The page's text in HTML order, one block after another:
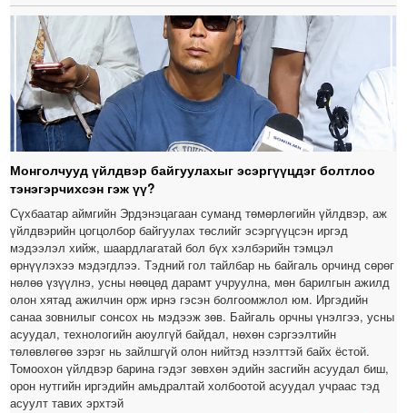
Монголчууд үйлдвэр байгуулахыг эсэргүүцдэг болтлоо
тэнэгэрчихсэн гэж үү?
Сүхбаатар аймгийн Эрдэнэцагаан суманд төмөрлөгийн үйлдвэр, аж
үйлдвэрийн цогцолбор байгуулах төслийг эсэргүүцсэн иргэд
мэдээлэл хийж, шаардлагатай бол бүх хэлбэрийн тэмцэл
өрнүүлэхээ мэдэгдлээ. Тэдний гол тайлбар нь байгаль орчинд сөрөг
нөлөө үзүүлнэ, усны нөөцөд дарамт учруулна, мөн барилгын ажилд
олон хятад ажилчин орж ирнэ гэсэн болгоомжлол юм. Иргэдийн
санаа зовнилыг сонсох нь мэдээж зөв. Байгаль орчны үнэлгээ, усны
асуудал, технологийн аюулгүй байдал, нөхөн сэргээлтийн
төлөвлөгөө зэрэг нь зайлшгүй олон нийтэд нээлттэй байх ёстой.
Томоохон үйлдвэр барина гэдэг зөвхөн эдийн засгийн асуудал биш,
орон нутгийн иргэдийн амьдралтай холбоотой асуудал учраас тэд
асуулт тавих эрхтэй